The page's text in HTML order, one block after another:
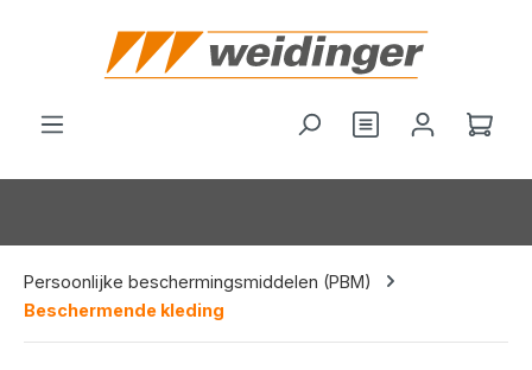
Je hebt 0 items
Persoonlijke beschermingsmiddelen (PBM)
Beschermende kleding